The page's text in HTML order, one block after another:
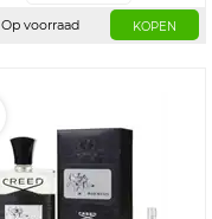
Op voorraad KOPEN